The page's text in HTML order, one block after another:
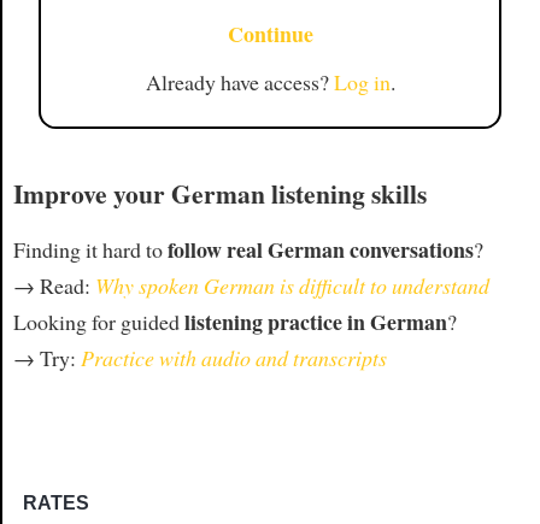
Continue
Already have access?Log in.
Improve your German listening skills
Finding it hard tofollow real German conversations?
→ Read: Why spoken German is difficult to understand
Looking for guidedlistening practice in German?
→ Try: Practice with audio and transcripts
RATES